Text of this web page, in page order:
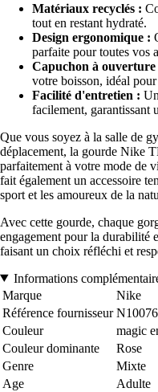
Matériaux recyclés :
tout en restant hydraté.
Design ergonomique :
parfaite pour toutes vos
Capuchon à
votre boisson, idéal pour
Facilité d'entretien :
facilement, garantissant
Que vous soyez à la salle de
déplacement, la gourde Nike
parfaitement à votre mode de
fait également un accessoire
sport et les amoureux de la
Avec cette gourde, chaque
engagement pour la durabilité
faisant un choix réfléchi et
Informations
Marque
Nike
Référence fournisseur
Couleur
magic
Couleur dominante
Rose
Genre
Mixte
Age
Adulte